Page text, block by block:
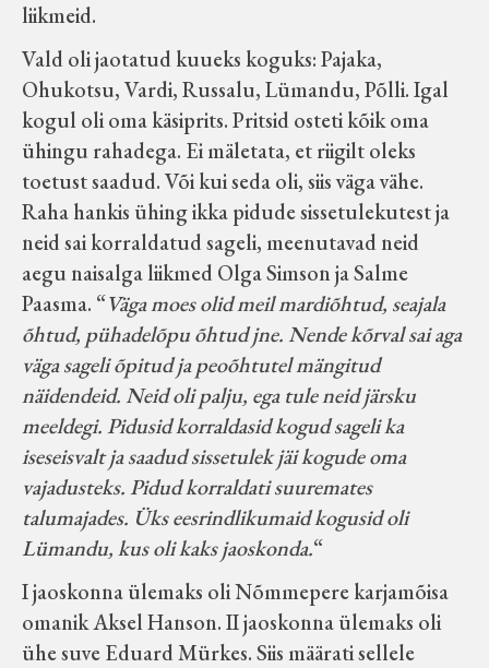
Velise kultuuri ja hariduse selts
Virtuaalnäitused
Otsi
Tagasiside
Koduleht on teoks saanud tänu Sillaotsa
Muuseumisõprade Seltsingu, Kohaliku
Omaalgatuse Programmi ja Märjamaa
Vallavalitsuse abile.
liikmeid.
Vald oli jaotatud kuueks koguks: Pajaka,
Ohukotsu, Vardi, Russalu, Lümandu, Põlli. Igal
kogul oli oma käsiprits. Pritsid osteti kõik oma
ühingu rahadega. Ei mäletata, et riigilt oleks
toetust saadud. Või kui seda oli, siis väga vähe.
Raha hankis ühing ikka pidude sissetulekutest ja
neid sai korraldatud sageli, meenutavad neid
aegu naisalga liikmed Olga Simson ja Salme
Paasma. “Väga moes olid meil mardiõhtud, seajala
õhtud, pühadelõpu õhtud jne. Nende kõrval sai aga
väga sageli õpitud ja peoõhtutel mängitud
näidendeid. Neid oli palju, ega tule neid järsku
meeldegi. Pidusid korraldasid kogud sageli ka
iseseisvalt ja saadud sissetulek jäi kogude oma
vajadusteks. Pidud korraldati suuremates
talumajades. Üks eesrindlikumaid kogusid oli
Lümandu, kus oli kaks jaoskonda.“
I jaoskonna ülemaks oli Nõmmepere karjamõisa
omanik Aksel Hanson. II jaoskonna ülemaks oli
ühe suve Eduard Mürkes. Siis määrati sellele